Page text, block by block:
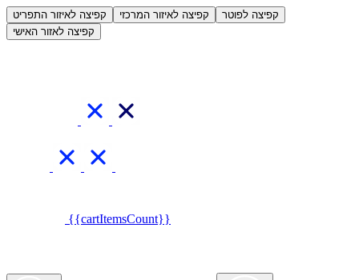
קפיצה לאיזור התפריט קפיצה לאיזור המרכזי
קפיצה לפוטר
קפיצה לאזור האישי
{{cartItemsCount}}